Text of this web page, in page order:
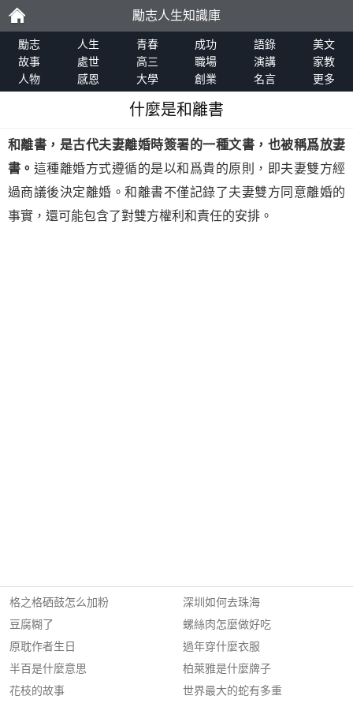
勵
志
勵志人生知識庫
勵志 人生 青春 成功 語錄
美文
故事
處世 高三 職場 演講
家教
人物
感恩 大學 創業 名言 更多
什麼是和離書
和離書，是古代夫妻離婚時簽署的一種文書，也被稱爲放妻
書。 這種離婚方式遵循的是以和爲貴的原則，即夫妻雙方經
過商議後決定離婚。和離書不僅記錄了夫妻雙方同意離婚的
事實，還可能包含了對雙方權利和責任的安排。
格之格硒鼓怎么加粉
豆腐糊了
原耽作者生日
半百是什麼意思
花枝的故事
深圳如何去珠海
螺絲肉怎麼做好吃
過年穿什麼衣服
柏萊雅是什麼牌子
世界最大的蛇有多重